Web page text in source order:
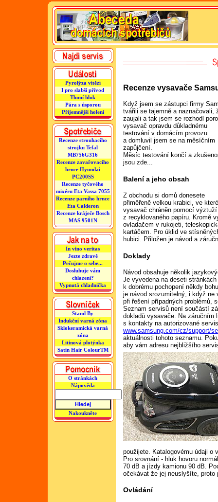
Pyrolýza vítězí
I pro slabší přívod
Tlumí hluk
Pára s úsporou
Příjemnější holení
Recenze strouhacího
strojku Tefal
MB756G316
Recenze zavařovacího
hrnce Hyundai
PC200SS
Recenze tyčového
mixéru Eta Vassa 7055
Recenze parního hrnce
Eta Calderon
Recenze kráječe Bosch
MAS 9501N
In vino veritas
Jezte zdravě
Pečujme o sebe...
Dosluhuje vám
chlazení?
Vypnutá chladnička
Stand By
Indukční varná zóna
Sklokeramická varná
zóna
Litinová plotýnka
Satin Hair ColourTM
O stránkách
Nápověda
Nakoukněte
Recenze vysavače
Když jsem se zástupci firmy
tvářili se tajemně a
zaujali a tak jsem se rozhodl
vysavač opravdu důkladnému
testování v domácím provozu
a domluvil jsem se na měsíčním
zapůjčení.
Měsíc testování končí a
jsou zde...
Balení a jeho obsah
Z obchodu si domů donesete
přiměřeně velkou krabici, ve
vysavač chráněn pomocí výztuží
z recyklovaného papíru. Kromě
ovladačem v rukojeti,
kartáčem. Pro úklid ve
hubici. Přiložen je návod a
Doklady
Návod obsahuje několik
Je vyvedena na deseti
k dobrému pochopení někdy
je návod srozumitelný, i když ne
při řešení případných problémů,
Seznam servisů není součástí
dokladů vysavače. Na záručním
s kontakty na autorizované
www.samsung.com/cz/support/
aktuálnosti tohoto seznamu.
aby vám adresu nejbližšího
použijete. Katalogovému údaji o
Pro srovnání - hluk hovoru
70 dB a jízdy kamionu 90 dB.
očekávat že jej neuslyšíte, proto
Ovládání